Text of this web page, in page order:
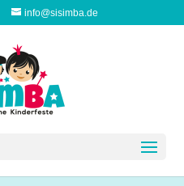
info@sisimba.de